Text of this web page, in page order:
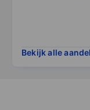
Bekijk alle